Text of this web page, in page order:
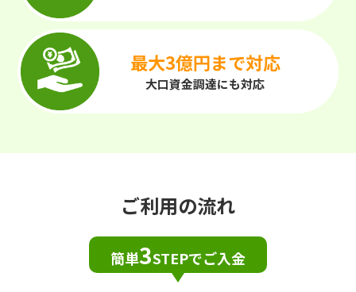
最大3億円まで対応
大口資金調達にも対応
ご利用の流れ
簡単3STEPでご入金